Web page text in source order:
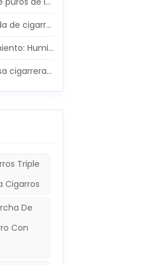
de cigarros 5 en 1 integrado
de encendedor de puros 5 en 1
de antorcha
Triple
Cigarros
De
Con